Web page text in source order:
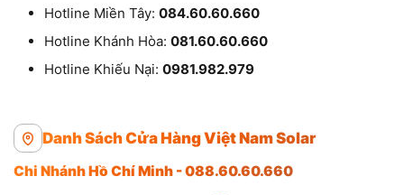
Hotline Miền Tây: 084.60.60.660
Hotline Khánh Hòa: 081.60.60.660
Hotline Khiếu Nại: 0981.982.979
Danh Sách Cửa Hàng Việt Nam Solar
Chi Nhánh Hồ Chí Minh - 088.60.60.660